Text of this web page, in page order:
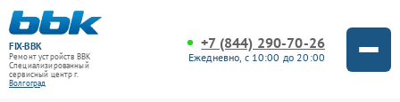
FIX-BBK
Ремонт устройств BBK
Специализированный
cервисный центр г.
Волгоград
+7 (844) 290-70-26
Ежедневно, с 10:00 до 20:00